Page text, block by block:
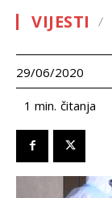
VIJESTI
29/06/2020
1 min. čitanja